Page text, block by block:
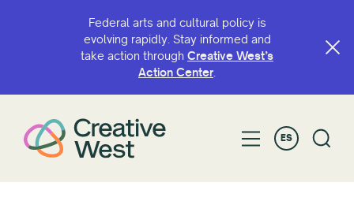
Federal arts and cultural policy is
evolving rapidly. Stay informed and
take action through Creative West’s
Action Center.
ES